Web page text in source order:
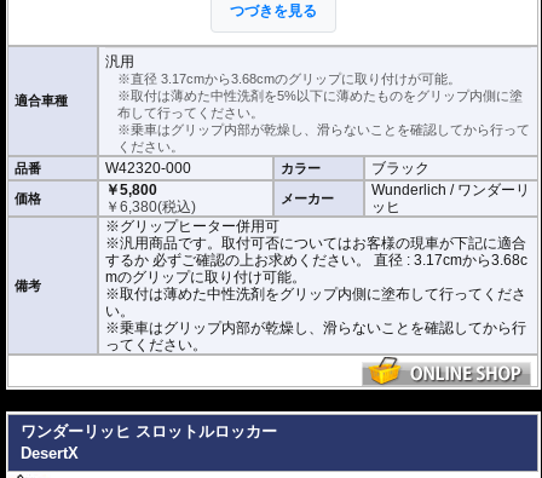
※中性洗剤が多すぎると乾燥に時間がかかります。ご注意ください。
正しく装着すれば容易に取り付けることが可能です。
使用時の安全のため乾燥時は全く滑りません。乾いた状態で取り付けると破損
に繋がります。
乗車はグリップ内部が乾燥し、滑らないことを確認してから行ってください。
こちらの商品は汎用商品として掲載しています。
DesertXで取付確認を行っているわけではありません。
取付可否についてはお客様の現車が下記に適合するか 必ずご確認の上お求めく
ださい。
直径 : 3.17cmから3.68cmのグリップに取り付けが可能。
素材 : ネオプトン
厚さ : 3.8mm
つづきを見る
適合車種
汎用
※直径 3.17cmから3.68cmのグリップに取り付けが可能。
※取付は薄めた中性洗剤を5%以下に薄めたものをグリップ内側に塗
布して行ってください。
※乗車はグリップ内部が乾燥し、滑らないことを確認してから行って
ください。
品番
W42320-000 カラー ブラック
価格
￥5,800
￥6,380(税込) メーカー
Wunderlich / ワンダーリ
ッヒ
備考
※グリップヒーター併用可
※汎用商品です。取付可否についてはお客様の現車が下記に適合
するか 必ずご確認の上お求めください。 直径 : 3.17cmから3.68c
mのグリップに取り付け可能。
※取付は薄めた中性洗剤をグリップ内側に塗布して行ってくださ
い。
※乗車はグリップ内部が乾燥し、滑らないことを確認してから行
ってください。
ワンダーリッヒ スロットルロッカー
DesertX